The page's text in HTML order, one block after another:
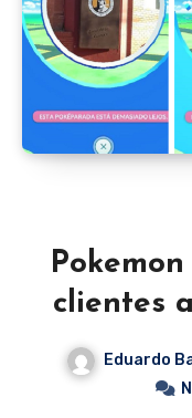
clientes
Eduardo